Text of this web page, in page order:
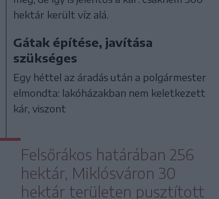
hektár került víz alá.
Gátak építése, javítása
szükséges
Egy héttel az áradás után a polgármester
elmondta: lakóházakban nem keletkezett
kár, viszont
Felsőrákos határában 256
hektár, Miklósváron 30
hektár területen pusztított